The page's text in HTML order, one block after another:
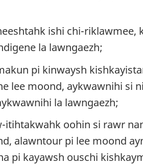
ishi chi-riklawmee,
la lawngaezh;
pi kinwaysh
lee moond, aykwawnihi si
la lawngaezh;
oohin si rawr
alawntour pi lee moond
pi kayawsh ouschi